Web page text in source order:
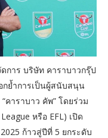
การ บริษัท คาราบาวกรุ๊ป
กย้ำการเป็นผู้สนับสนุน
คาราบาว คัพ” โดยร่วม
หรือ EFL) เปิด
ก้าวสู่ปีที่ 5 ยกระดับ